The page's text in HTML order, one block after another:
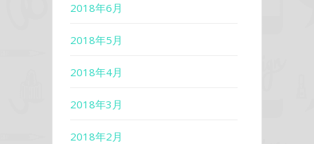
2018年6月
2018年5月
2018年4月
2018年3月
2018年2月